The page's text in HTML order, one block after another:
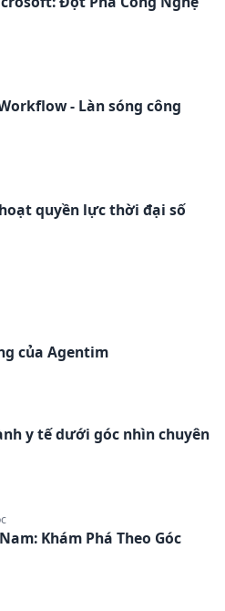
- Làn sóng công
quyền lực thời đại số
của Agentim
y tế dưới góc nhìn chuyên
Khám Phá Theo Góc